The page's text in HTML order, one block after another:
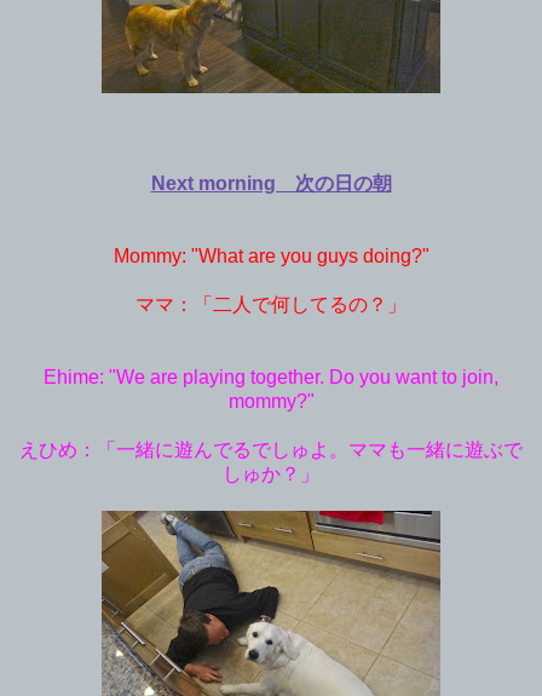
Next morning 次の日の朝
Mommy: "What are you guys doing?"
ママ：「二人で何してるの？」
Ehime: "We are playing together. Do you want to join,
mommy?"
えひめ：「一緒に遊んでるでしゅよ。ママも一緒に遊ぶで
しゅか？」